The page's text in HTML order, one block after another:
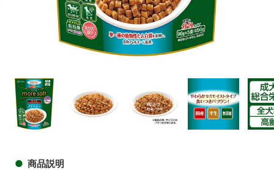
商品説明